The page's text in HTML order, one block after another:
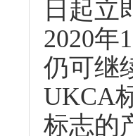
日起立
2020年
仍可继
UKCA
标志的